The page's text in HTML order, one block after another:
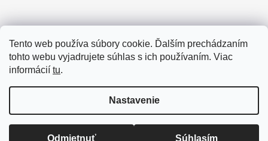
Tento web používa súbory cookie. Ďalším prechádzaním
tohto webu vyjadrujete súhlas s ich používaním. Viac
informácií tu.
Nastavenie
Odmietnuť Súhlasím
Copyright 2026Neprepadni . Všetky práva vyhradené.